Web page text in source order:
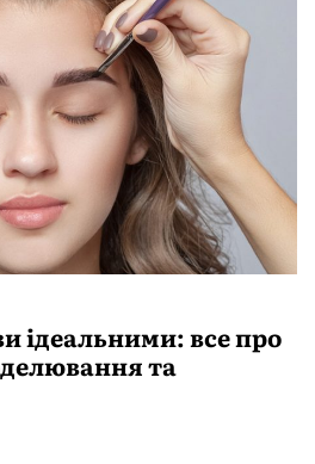
ідеальними: все про
та